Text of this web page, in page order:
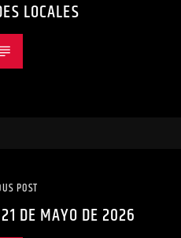
LOCALES
POST
DE MAYO DE 2026